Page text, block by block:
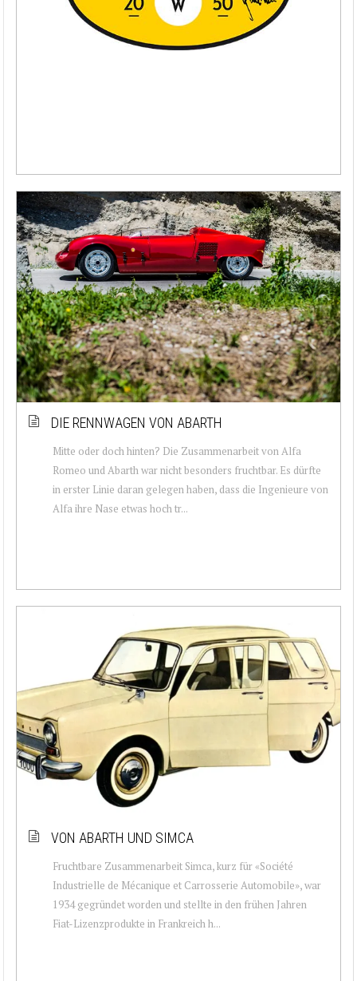
DIE RENNWAGEN VON ABARTH
Mitte oder doch hinten? Die Zusammenarbeit von Alfa
Romeo und Abarth war nicht besonders fruchtbar. Es dürfte
in erster Linie daran gelegen haben, dass die Ingenieure von
Alfa ihre Nase etwas hoch tr...
VON ABARTH UND SIMCA
Fruchtbare Zusammenarbeit Simca, kurz für «Société
Industrielle de Mécanique et Carrosserie Automobile», war
1934 gegründet worden und stellte in den frühen Jahren
Fiat-Lizenzprodukte in Frankreich h...